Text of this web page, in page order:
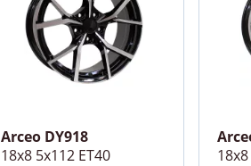
Arceo DY918
18x8 5x112 ET40